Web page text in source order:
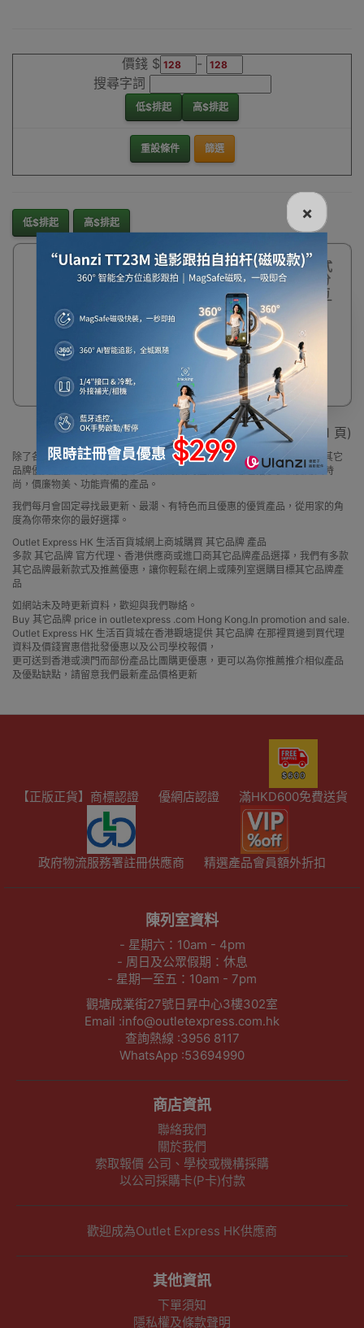
價錢 $
-
搜尋字詞
低$排起 高$排起
重設條件 篩選
低$排起 高$排起
多功能比賽翻轉式
記分板 - 黑色 | 計分
牌 | 全方位解析 | 防
水可拆裝 | 加大翻頁
線圈 | 適合多種賽事
$128
顯示 1 - 1 / 1 (共 1 頁)
×
除了各大品牌外，Outlet Express 生活百貨城亦為顧客精選一系列小眾及其它
品牌優質產品，除了為顧客帶來最新最潮的產品外，亦包括了多個實用又時
尚，價廉物美、功能齊備的產品。
我們每月會固定尋找最更新、最潮、有特色而且優惠的優質產品，從用家的角
度為你帶來你的最好選擇。
Outlet Express HK 生活百貨城網上商城購買 其它品牌 產品
多款 其它品牌 官方代理、香港供應商或進口商其它品牌產品選擇，我們有多款
其它品牌最新款式及推薦優惠，讓你輕鬆在網上或陳列室選購目標其它品牌產
品
如網站未及時更新資料，歡迎與我們聯絡。
Buy 其它品牌 price in outletexpress .com Hong Kong.In promotion and sale.
Outlet Express HK 生活百貨城在香港觀塘提供 其它品牌 在那裡買邊到買代理
資料及價錢實惠借批發優惠以及公司學校報價，
更可送到香港或澳門而部份產品比團購更優惠，更可以為你推薦推介相似產品
及優點缺點，請留意我們最新產品價格更新
【正版正貨】商標認證 優網店認證 滿HKD600免費送貨
政府物流服務署註冊供應商 精選產品會員額外折扣
陳列室資料
- 星期六：10am - 4pm
- 周日及公眾假期：休息
- 星期一至五：10am - 7pm
觀塘成業街27號日昇中心3樓302室
Email :info@outletexpress.com.hk
查詢熱線 :3956 8117
WhatsApp :53694990
商店資訊
聯絡我們
關於我們
索取報價 公司、學校或機構採購
以公司採購卡(P卡)付款
歡迎成為Outlet Express HK供應商
其他資訊
下單須知
隱私權及條款聲明